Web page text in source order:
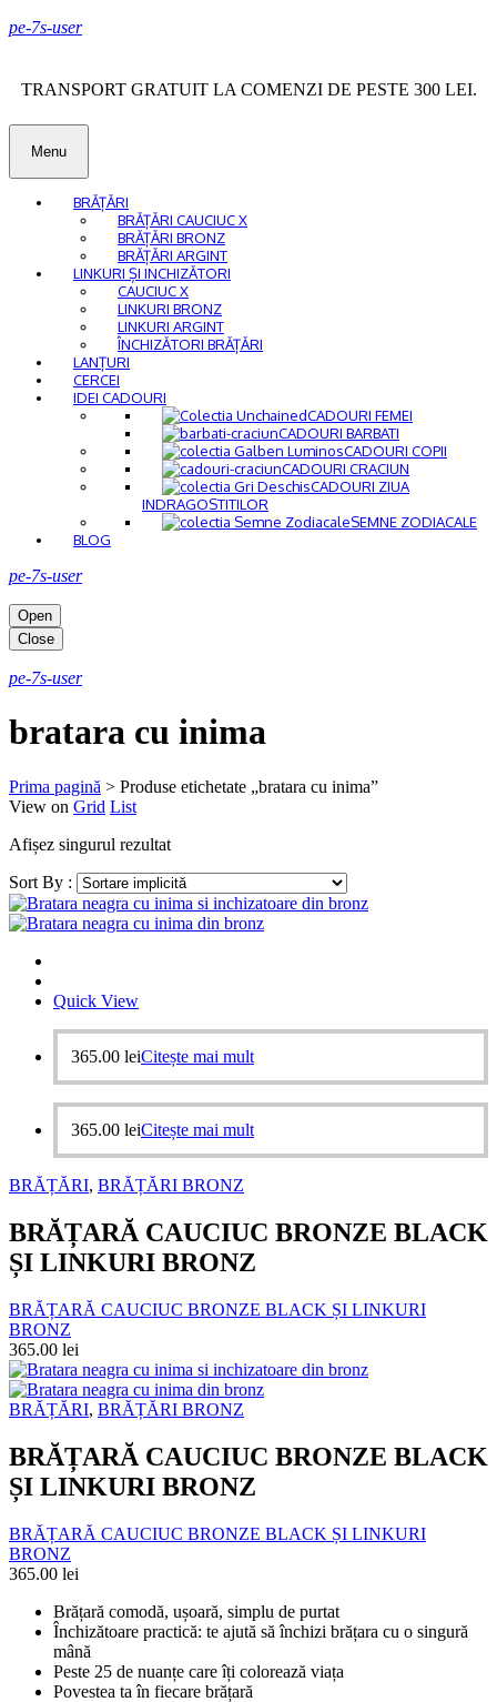
pe-7s-user
TRANSPORT GRATUIT LA COMENZI DE PESTE 300 LEI.
Menu
BRĂȚĂRI
BRĂȚĂRI CAUCIUC X
BRĂȚĂRI BRONZ
BRĂȚĂRI ARGINT
LINKURI ȘI INCHIZĂTORI
CAUCIUC X
LINKURI BRONZ
LINKURI ARGINT
ÎNCHIZĂTORI BRĂȚĂRI
LANȚURI
CERCEI
IDEI CADOURI
CADOURI FEMEI
CADOURI BARBATI
CADOURI COPII
CADOURI CRACIUN
CADOURI ZIUA
INDRAGOSTITILOR
SEMNE ZODIACALE
BLOG
pe-7s-user
Open
Close
pe-7s-user
bratara cu inima
Prima pagină > Produse etichetate „bratara cu inima”
View on Grid List
Afișez singurul rezultat
Sort By :
Quick View
365.00 leiCitește mai mult
365.00 leiCitește mai mult
BRĂȚĂRI, BRĂȚĂRI BRONZ
BRĂȚARĂ CAUCIUC BRONZE BLACK
ȘI LINKURI BRONZ
BRĂȚARĂ CAUCIUC BRONZE BLACK ȘI LINKURI
BRONZ
365.00 lei
BRĂȚĂRI, BRĂȚĂRI BRONZ
BRĂȚARĂ CAUCIUC BRONZE BLACK
ȘI LINKURI BRONZ
BRĂȚARĂ CAUCIUC BRONZE BLACK ȘI LINKURI
BRONZ
365.00 lei
Brățară comodă, ușoară, simplu de purtat
Închizătoare practică: te ajută să închizi brățara cu o singură
mână
Peste 25 de nuanțe care îți colorează viața
Povestea ta în fiecare brățară